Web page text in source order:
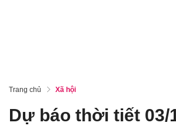
Trang chủ Xã hội
Dự báo thời tiết 03/